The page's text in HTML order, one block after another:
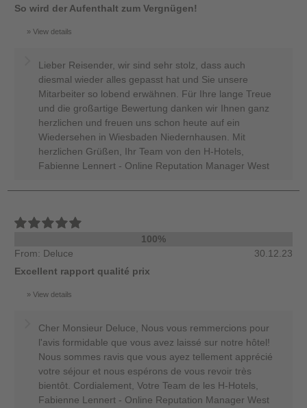
So wird der Aufenthalt zum Vergnügen!
View details
Lieber Reisender, wir sind sehr stolz, dass auch
diesmal wieder alles gepasst hat und Sie unsere
Mitarbeiter so lobend erwähnen. Für Ihre lange Treue
und die großartige Bewertung danken wir Ihnen ganz
herzlichen und freuen uns schon heute auf ein
Wiedersehen in Wiesbaden Niedernhausen. Mit
herzlichen Grüßen, Ihr Team von den H-Hotels,
Fabienne Lennert - Online Reputation Manager West
100%
From: Deluce
30.12.23
Excellent rapport qualité prix
View details
Cher Monsieur Deluce, Nous vous remmercions pour
l'avis formidable que vous avez laissé sur notre hôtel!
Nous sommes ravis que vous ayez tellement apprécié
votre séjour et nous espérons de vous revoir très
bientôt. Cordialement, Votre Team de les H-Hotels,
Fabienne Lennert - Online Reputation Manager West